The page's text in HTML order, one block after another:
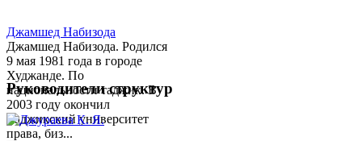
Джамшед Набизода
Джамшед Набизода. Родился
9 мая 1981 года в городе
Худжанде. По
национальности таджик. В
2003 году окончил
Таджикский университет
права, биз...
Руководители структур